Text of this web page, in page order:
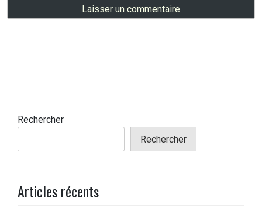
Rechercher
Rechercher
Articles récents